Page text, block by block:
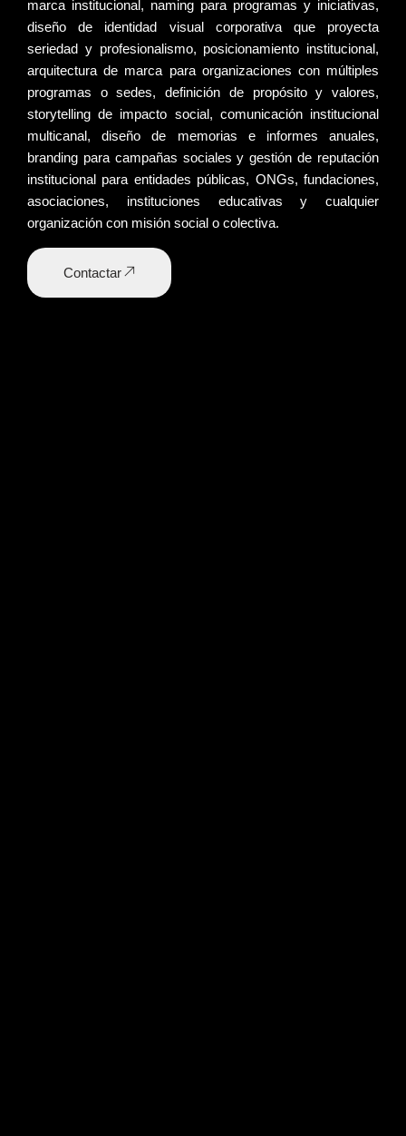
marca institucional, naming para programas y iniciativas,
diseño de identidad visual corporativaque proyecta
seriedad y profesionalismo, posicionamiento institucional,
arquitectura de marca para organizaciones con múltiples
programas o sedes,definición de propósito y valores,
storytelling de impacto social, comunicación institucional
multicanal,diseño de memorias e informes anuales,
branding para campañas sociales ygestión de reputación
institucional para entidades públicas, ONGs, fundaciones,
asociaciones, instituciones educativas y cualquier
organización con misión social o colectiva.
Contactar